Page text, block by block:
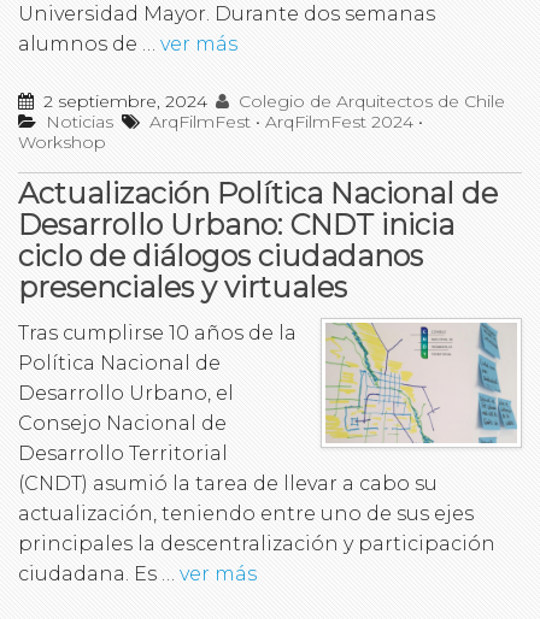
Universidad Mayor. Durante dos semanas
alumnos de … ver más
2 septiembre, 2024
Colegio de Arquitectos de Chile
Noticias
ArqFilmFest •ArqFilmFest 2024 •
Workshop
Actualización Política Nacional de
Desarrollo Urbano: CNDT inicia
ciclo de diálogos ciudadanos
presenciales y virtuales
Tras cumplirse 10 años de la
Política Nacional de
Desarrollo Urbano, el
Consejo Nacional de
Desarrollo Territorial
(CNDT) asumió la tarea de llevar a cabo su
actualización, teniendo entre uno de sus ejes
principales la descentralización y participación
ciudadana. Es … ver más